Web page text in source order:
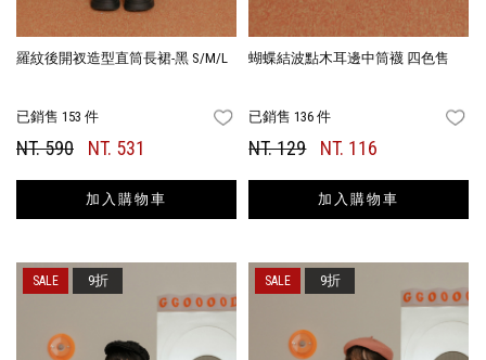
羅紋後開衩造型直筒長裙-黑 S/M/L
已銷售 153 件 FAVORITES
NT. 590 NT. 531
加入購物車
蝴蝶結波點木耳邊中筒襪 四色售
已銷售 136 件
NT. 129 NT. 116
加入購物車
9折 9折